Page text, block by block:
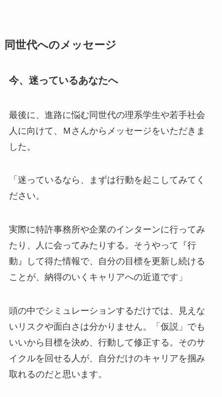
同世代へのメッセージ
今、迷っているあなたへ
最後に、進路に悩む同世代の理系学生や若手社会
人に向けて、Ｍさんからメッセージをいただきま
した。
「迷っているなら、まずは行動を起こしてみてく
ださい。
実際に特許事務所や企業のインターンに行ってみ
たり、人に会ってみたりする。そうやって『行
動』して得た情報で、自分の目標を更新し続ける
ことが、納得のいくキャリアへの近道です」
頭の中でシミュレーションするだけでは、見えな
いリスクや面白さは分かりません。「仮説」でも
いいから目標を決め、行動して修正する。そのサ
イクルを回せる人が、自分だけのキャリアを掴み
取れるのだと思います。